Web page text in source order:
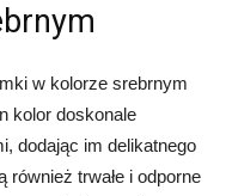
w kolorze srebrnym
kolor doskonale
dodając im delikatnego
trwałe i odporne